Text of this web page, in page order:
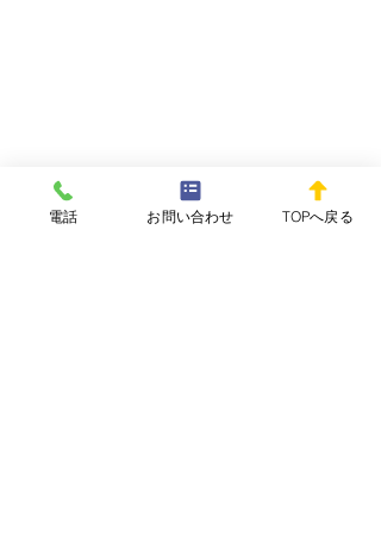
電話 お問い合わせ TOPへ戻る